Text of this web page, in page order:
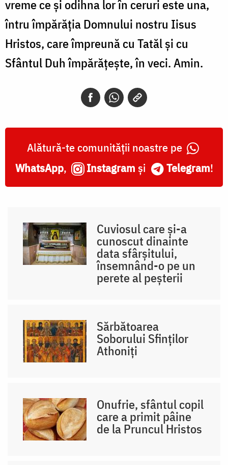
vreme ce și odihna lor în ceruri este una,
întru împărăția Domnului nostru Iisus
Hristos, care împreună cu Tatăl și cu
Sfântul Duh împărățește, în veci. Amin.
Alătură-te comunității noastre pe
WhatsApp, Instagram și Telegram!
Cuviosul care și-a
cunoscut dinainte
data sfârșitului,
însemnând-o pe un
perete al peșterii
Sărbătoarea
Soborului Sfinților
Athoniți
Onufrie, sfântul copil
care a primit pâine
de la Pruncul Hristos